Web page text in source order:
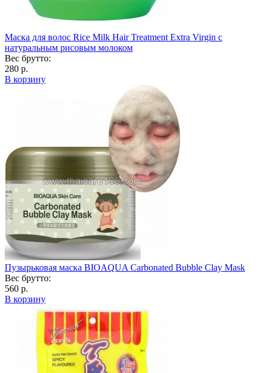
Маска для волос Rice Milk Hair Treatment Extra Virgin с
натуральным рисовым молоком
Вес брутто:
280 р.
В корзину
Пузырьковая маска BIOAQUA Carbonated Bubble Clay Mask
Вес брутто:
560 р.
В корзину